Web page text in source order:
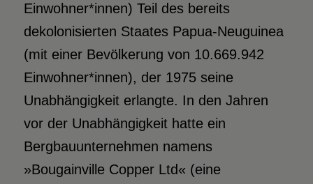
Einwohner*innen) Teil des bereits
dekolonisierten Staates Papua-Neuguinea
(mit einer Bevölkerung von 10.669.942
Einwohner*innen), der 1975 seine
Unabhängigkeit erlangte. In den Jahren
vor der Unabhängigkeit hatte ein
Bergbauunternehmen namens
»Bougainville Copper Ltd« (eine